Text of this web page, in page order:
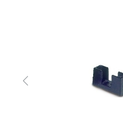
Previous